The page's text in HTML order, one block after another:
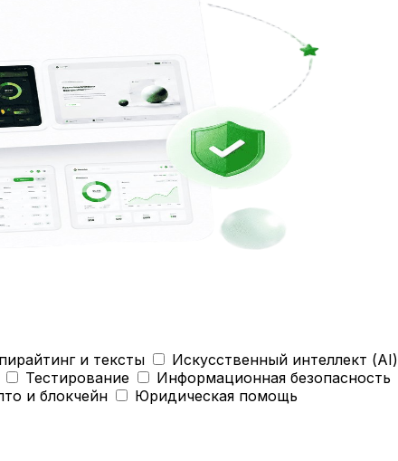
и тексты Искусственный интеллект (AI)
Тестирование Информационная безопасность
и блокчейн Юридическая помощь